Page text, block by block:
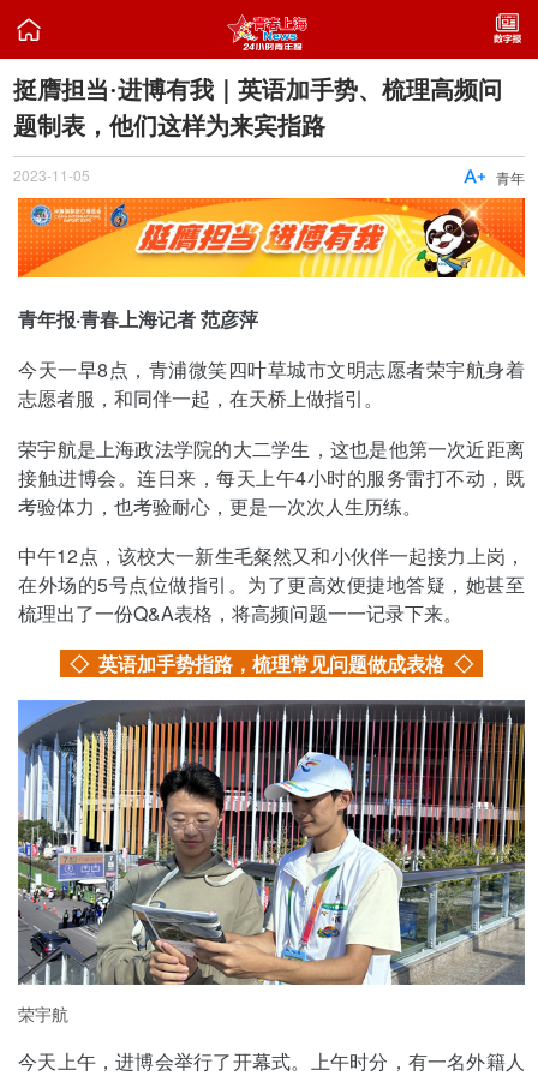

挺膺担当·进博有我｜英语加手势、梳理高频问
题制表，他们这样为来宾指路
2023-11-05 青年

青年报·青春上海记者 范彦萍
今天一早8点，青浦微笑四叶草城市文明志愿者荣宇航身着
志愿者服，和同伴一起，在天桥上做指引。
荣宇航是上海政法学院的大二学生，这也是他第一次近距离
接触进博会。连日来，每天上午4小时的服务雷打不动，既
考验体力，也考验耐心，更是一次次人生历练。
中午12点，该校大一新生毛粲然又和小伙伴一起接力上岗，
在外场的5号点位做指引。为了更高效便捷地答疑，她甚至
梳理出了一份Q&A表格，将高频问题一一记录下来。
◇ 英语加手势指路，梳理常见问题做成表格 ◇
荣宇航
今天上午，进博会举行了开幕式。上午时分，有一名外籍人